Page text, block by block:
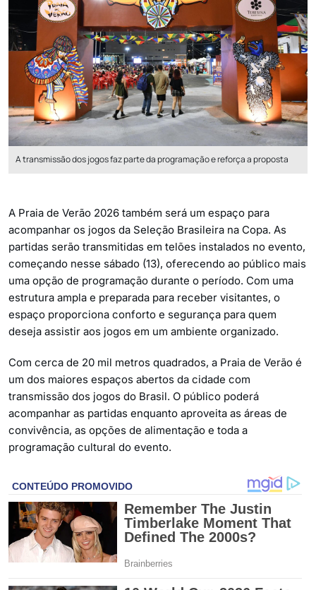
A transmissão dos jogos faz parte da programação e reforça a proposta
A Praia de Verão 2026 também será um espaço para
acompanhar os jogos da Seleção Brasileira na Copa. As
partidas serão transmitidas em telões instalados no evento,
começando nesse sábado (13), oferecendo ao público mais
uma opção de programação durante o período. Com uma
estrutura ampla e preparada para receber visitantes, o
espaço proporciona conforto e segurança para quem
deseja assistir aos jogos em um ambiente organizado.
Com cerca de 20 mil metros quadrados, a Praia de Verão é
um dos maiores espaços abertos da cidade com
transmissão dos jogos do Brasil. O público poderá
acompanhar as partidas enquanto aproveita as áreas de
convivência, as opções de alimentação e toda a
programação cultural do evento.